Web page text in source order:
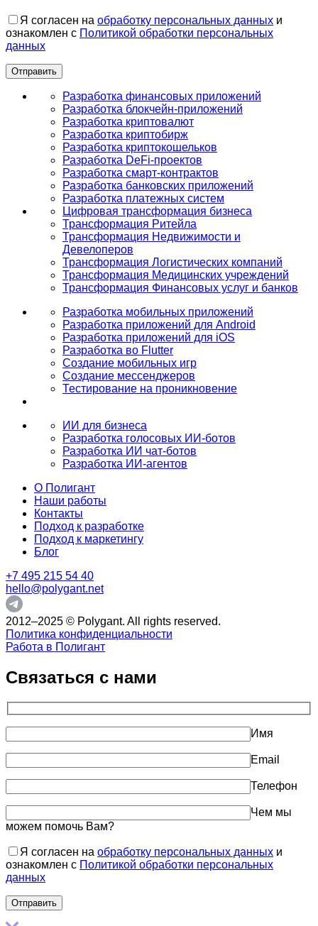
Я согласен на обработку персональных данных и
ознакомлен с Политикой обработки персональных
данных
Разработка финансовых приложений
Разработка блокчейн-приложений
Разработка криптовалют
Разработка криптобирж
Разработка криптокошельков
Разработка DeFi-проектов
Разработка смарт-контрактов
Разработка банковских приложений
Разработка платежных систем
Цифровая трансформация бизнеса
Трансформация Ритейла
Трансформация Недвижимости и
Девелоперов
Трансформация Логистических компаний
Трансформация Медицинских учреждений
Трансформация Финансовых услуг и банков
Разработка мобильных приложений
Разработка приложений для Android
Разработка приложений для iOS
Разработка во Flutter
Создание мобильных игр
Создание мессенджеров
Тестирование на проникновение
ИИ для бизнеса
Разработка голосовых ИИ-ботов
Разработка ИИ чат-ботов
Разработка ИИ-агентов
О Полигант
Наши работы
Контакты
Подход к разработке
Подход к маркетингу
Блог
+7 495 215 54 40
hello@polygant.net
2012–2025 © Polygant. All rights reserved.
Политика конфиденциальности
Работа в Полигант
Связаться с нами
Имя
Email
Телефон
Чем мы
можем помочь Вам?
Я согласен на обработку персональных данных и
ознакомлен с Политикой обработки персональных
данных